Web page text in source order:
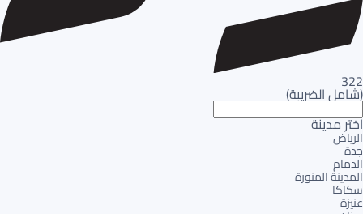
322
(شامل الضريبة)
اختر مدينة
الرياض
جدة
الدمام
المدينة المنورة
سكاكا
عنيزة